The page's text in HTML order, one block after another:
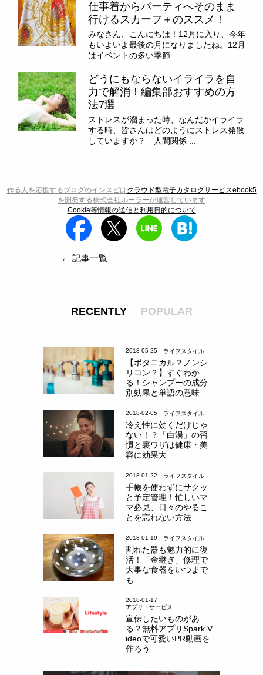
仕事着からパーティへそのまま
行けるスカーフ＋のススメ！
みなさん、こんにちは！12月に入り、今年
もいよいよ最後の月になりましたね。12月
はイベントの多い季節 ...
どうにもならないイライラを自
力で解消！編集部おすすめの方
法7選
ストレスが溜まった時、なんだかイライラ
する時、皆さんはどのようにストレス発散
していますか？ 人間関係 ...
作る人を応援するブログのインスピはクラウド型電子カタログサービスebook5
を開発する株式会社ルーラーが運営しています
Cookie等情報の送信と利用目的について
← 記事一覧
RECENTLY POPULAR
2018-05-25 ライフスタイル
【ボタニカル？ノンシ
リコン？】すぐわか
る！シャンプーの成分
別効果と単語の意味
2018-02-05 ライフスタイル
冷え性に効くだけじゃ
ない！？「白湯」の習
慣と裏ワザは健康・美
容に効果大
2018-01-22 ライフスタイル
手帳を使わずにサクッ
と予定管理！忙しいマ
マ必見、日々のやるこ
とを忘れない方法
2018-01-19 ライフスタイル
割れた器も魅力的に復
活！「金継ぎ」修理で
大事な食器をいつまで
も
2018-01-17
アプリ・サービス
宣伝したいものがあ
る？無料アプリSpark V
ideoで可愛いPR動画を
作ろう